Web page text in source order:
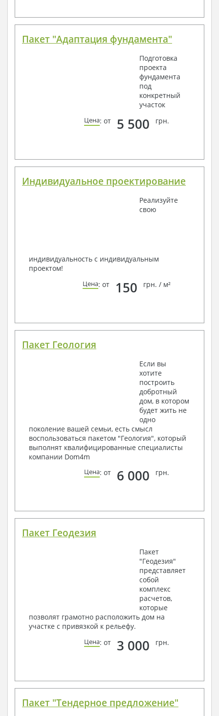
Пакет "Адаптация фундамента"
Подготовка
проекта
фундамента
под
конкретный
участок
Цена: от 5 500 грн.
Индивидуальное проектирование
Реализуйте
свою
индивидуальность с индивидуальным
проектом!
Цена: от 150 грн. / м²
Пакет Геология
Если вы
хотите
построить
добротный
дом, в котором
будет жить не
одно
поколение вашей семьи, есть смысл
воспользоваться пакетом "Геология", который
выполнят квалифицированные специалисты
компании Dom4m
Цена: от 6 000 грн.
Пакет Геодезия
Пакет
"Геодезия"
представляет
собой
комплекс
расчетов,
которые
позволят грамотно расположить дом на
участке с привязкой к рельефу.
Цена: от 3 000 грн.
Пакет "Тендерное предложение"